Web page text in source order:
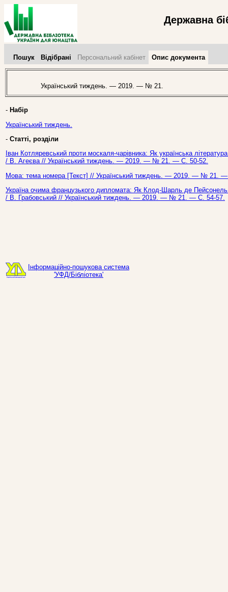
Державна
Пошук Відібрані Персональний кабінет Опис документа
Український тиждень. — 2019. — № 21.
- Набір
Український тиждень.
- Статті, розділи
Іван Котляревський проти москаля-чарівника: Як українська
/ В. Агеєва // Український тиждень. — 2019. — № 21. — С. 50-52.
Мова: тема номера [Текст] // Український тиждень. — 2019. — № 21.
Україна очима французького дипломата: Як Клод-Шарль де
/ В. Грабовський // Український тиждень. — 2019. — № 21. — С. 54-57.
Інформаційно-пошукова система
'УФД/Бібліотека'